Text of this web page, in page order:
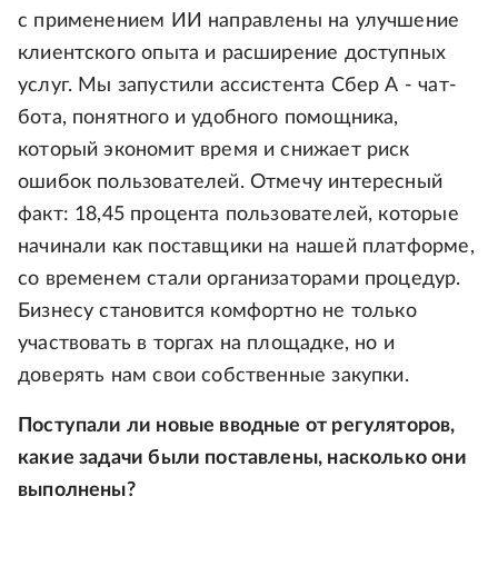
с применением ИИ направлены на улучшение
клиентского опыта и расширение доступных
услуг. Мы запустили ассистента Сбер А - чат-
бота, понятного и удобного помощника,
который экономит время и снижает риск
ошибок пользователей. Отмечу интересный
факт: 18,45 процента пользователей, которые
начинали как поставщики на нашей платформе,
со временем стали организаторами процедур.
Бизнесу становится комфортно не только
участвовать в торгах на площадке, но и
доверять нам свои собственные закупки.
Поступали ли новые вводные от регуляторов,
какие задачи были поставлены, насколько они
выполнены?